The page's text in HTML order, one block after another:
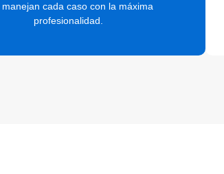
cada caso con la máxima
profesionalidad.